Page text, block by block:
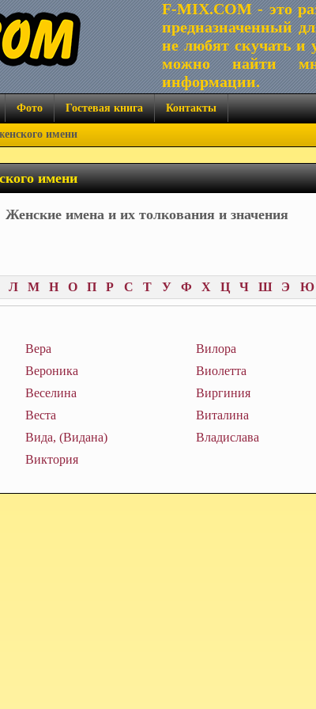
F-MIX.COM - это
предназначенный
не любят скучать и
можно найти
информации.
Фото Гостевая книга Контакты
имени
имени
Женские имена и их толкования и значения
Л М Н О П Р С Т У Ф Х Ц Ч Ш Э Ю
Вера
Вероника
Веселина
Веста
Вида, (Видана)
Виктория
Вилора
Виолетта
Виргиния
Виталина
Владислава